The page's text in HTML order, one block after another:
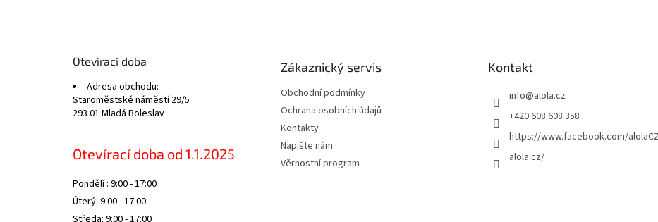
Otevírací doba
Adresa obchodu:
Staroměstské náměstí 29/5
293 01 Mladá Boleslav
Otevírací doba od 1.1.2025
Pondělí : 9:00 - 17:00
Úterý: 9:00 - 17:00
Středa: 9:00 - 17:00
Zákaznický servis
Obchodní podmínky
Ochrana osobních údajů
Kontakty
Napište nám
Věrnostní program
Kontakt
info@alola.cz
+420 608 608 358
https://www.facebook.com/alolaCZ
alola.cz/